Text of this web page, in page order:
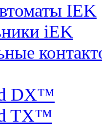
IEK
iEK
DX™
TX™